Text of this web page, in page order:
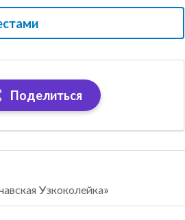
Поделиться
Узкоколейка»